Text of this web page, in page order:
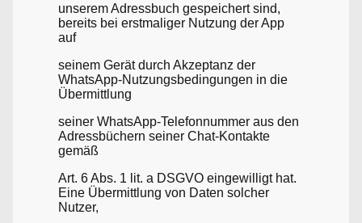
unserem Adressbuch gespeichert sind,
bereits bei erstmaliger Nutzung der App
auf
seinem Gerät durch Akzeptanz der
WhatsApp-Nutzungsbedingungen in die
Übermittlung
seiner WhatsApp-Telefonnummer aus den
Adressbüchern seiner Chat-Kontakte
gemäß
Art. 6 Abs. 1 lit. a DSGVO eingewilligt hat.
Eine Übermittlung von Daten solcher
Nutzer,